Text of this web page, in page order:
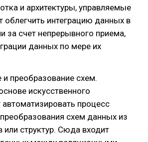
и архитектуры, управляемые
облегчить интеграцию данных в
за счет непрерывного приема,
данных по мере их
и преобразование схем.
искусственного
автоматизировать процесс
схем данных из
структур. Сюда входит